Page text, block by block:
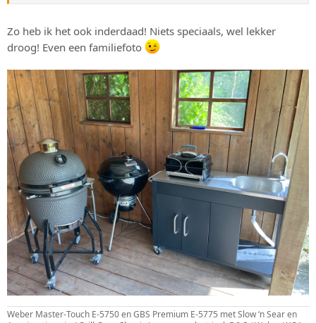
Zo heb ik het ook inderdaad! Niets speciaals, wel lekker
droog! Even een familiefoto
Weber Master-Touch E-5750 en GBS Premium E-5775 met Slow ‘n Sear en